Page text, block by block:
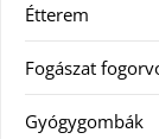
Étterem
Fogászat
Gyógygombák